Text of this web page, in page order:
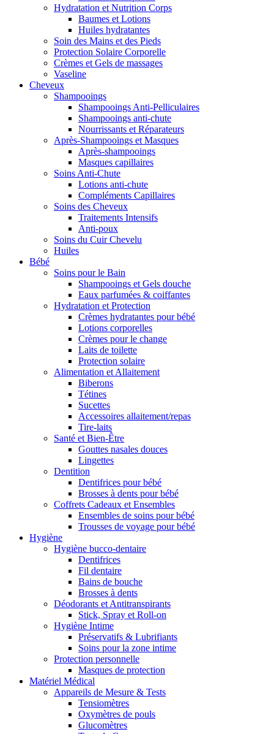
Hydratation et Nutrition Corps
Baumes et Lotions
Huiles hydratantes
Soin des Mains et des Pieds
Protection Solaire Corporelle
Crèmes et Gels de massages
Vaseline
Cheveux
Shampooings
Shampooings Anti-Pelliculaires
Shampooings anti-chute
Nourrissants et Réparateurs
Après-Shampooings et Masques
Après-shampooings
Masques capillaires
Soins Anti-Chute
Lotions anti-chute
Compléments Capillaires
Soins des Cheveux
Traitements Intensifs
Anti-poux
Soins du Cuir Chevelu
Huiles
Bébé
Soins pour le Bain
Shampooings et Gels douche
Eaux parfumées & coiffantes
Hydratation et Protection
Crèmes hydratantes pour bébé
Lotions corporelles
Crèmes pour le change
Laits de toilette
Protection solaire
Alimentation et Allaitement
Biberons
Tétines
Sucettes
Accessoires allaitement/repas
Tire-laits
Santé et Bien-Être
Gouttes nasales douces
Lingettes
Dentition
Dentifrices pour bébé
Brosses à dents pour bébé
Coffrets Cadeaux et Ensembles
Ensembles de soins pour bébé
Trousses de voyage pour bébé
Hygiène
Hygiène bucco-dentaire
Dentifrices
Fil dentaire
Bains de bouche
Brosses à dents
Déodorants et Antitranspirants
Stick, Spray et Roll-on
Hygiène Intime
Préservatifs & Lubrifiants
Soins pour la zone intime
Protection personnelle
Masques de protection
Matériel Médical
Appareils de Mesure & Tests
Tensiomètres
Oxymètres de pouls
Glucomètres